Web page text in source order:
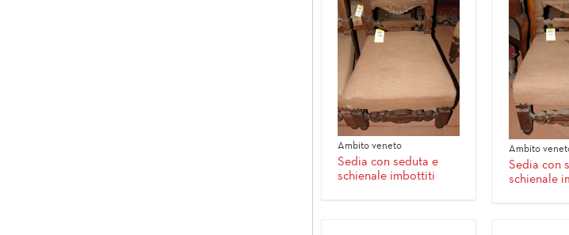
Ambito veneto
Sedia con seduta e
schienale imbottiti
Ambito
Sedia con
schienale